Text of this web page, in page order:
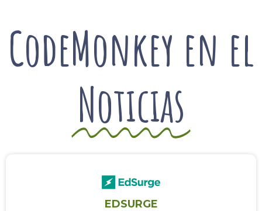
CodeMonkey en el
Noticias
EDSURGE